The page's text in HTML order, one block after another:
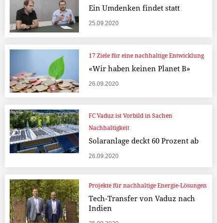
Ein Umdenken findet statt
25.09.2020
17 Ziele für eine nachhaltige Entwicklung
«Wir haben keinen Planet B»
26.09.2020
FC Vaduz ist Vorbild in Sachen
Nachhaltigkeit
Solaranlage deckt 60 Prozent ab
26.09.2020
Projekte für nachhaltige Energie-Lösungen
Tech-Transfer von Vaduz nach
Indien